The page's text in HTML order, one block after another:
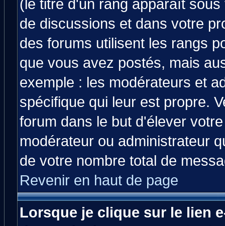
(le titre d'un rang apparaît
de discussions et dans votre
des forums utilisent les rangs
que vous avez postés, mais
exemple : les modérateurs et
spécifique qui leur est propre.
forum dans le but d'élever
modérateur ou administrateur
de votre nombre total de
Revenir en haut de page
Lorsque je clique sur le lien